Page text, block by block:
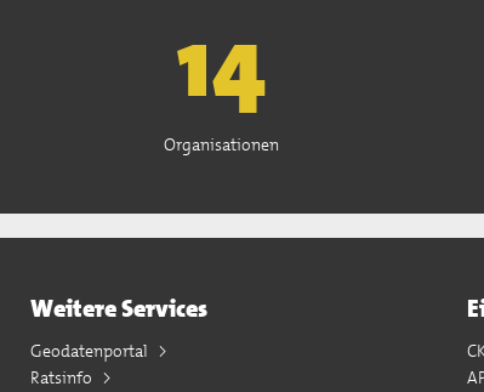
15
Organisationen
Weitere Services
Geodatenportal
Ratsinfo